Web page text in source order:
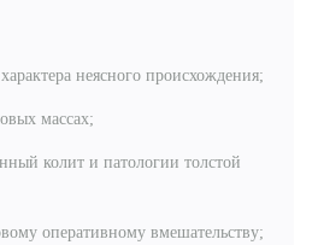
неясного происхождения;
массах;
колит и патологии толстой
оперативному вмешательству;